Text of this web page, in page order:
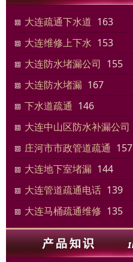
大连疏通下水道 163
大连维修上下水 153
大连防水堵漏公司 155
大连防水堵漏 167
下水道疏通 146
大连中山区防水补漏公司
庄河市市政管道疏通 157
大连地下室堵漏 144
大连管道疏通电话 139
大连马桶疏通维修 135